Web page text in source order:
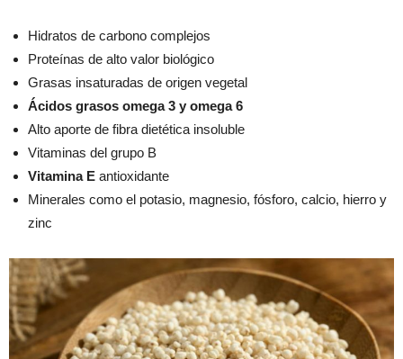
Hidratos de carbono complejos
Proteínas de alto valor biológico
Grasas insaturadas de origen vegetal
Ácidos grasos omega 3 y omega 6
Alto aporte de fibra dietética insoluble
Vitaminas del grupo B
Vitamina E antioxidante
Minerales como el potasio, magnesio, fósforo, calcio, hierro y
zinc